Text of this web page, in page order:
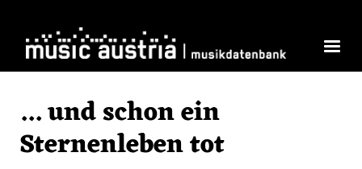
... und schon ein
Sternenleben tot